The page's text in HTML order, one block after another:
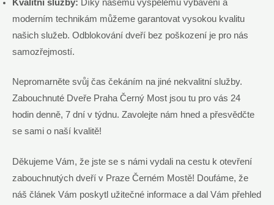
Kvalitní služby: Díky našemu vyspělému vybavení a
moderním technikám můžeme garantovat vysokou kvalitu
našich služeb. Odblokování dveří bez poškození je pro nás
samozřejmostí.
Nepromarněte svůj čas čekáním na jiné nekvalitní služby.
Zabouchnuté Dveře Praha Černý Most jsou tu pro vás 24
hodin denně, 7 dní v týdnu. Zavolejte nám hned a přesvědčte
se sami o naší kvalitě!
Děkujeme Vám, že jste se s námi vydali na cestu k otevření
zabouchnutých dveří v Praze Černém Mostě! Doufáme, že
náš článek Vám poskytl užitečné informace a dal Vám přehled